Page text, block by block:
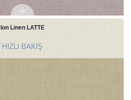
Ion Linen LATTE
HIZLI BAKIŞ